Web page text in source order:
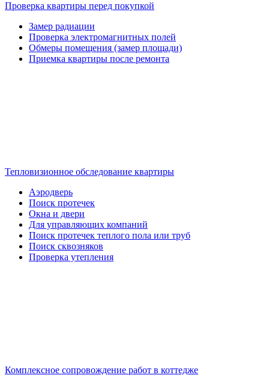
Проверка квартиры перед покупкой
Замер радиации
Проверка электромагнитных полей
Обмеры помещения (замер площади)
Приемка квартиры после ремонта
Тепловизионное обследование квартиры
Аэродверь
Поиск протечек
Окна и двери
Для управляющих компаний
Поиск протечек теплого пола или труб
Поиск сквозняков
Проверка утепления
Комплексное сопровождение работ в коттедже